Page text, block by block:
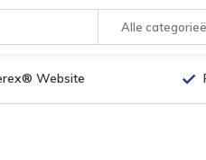
Alle
Website